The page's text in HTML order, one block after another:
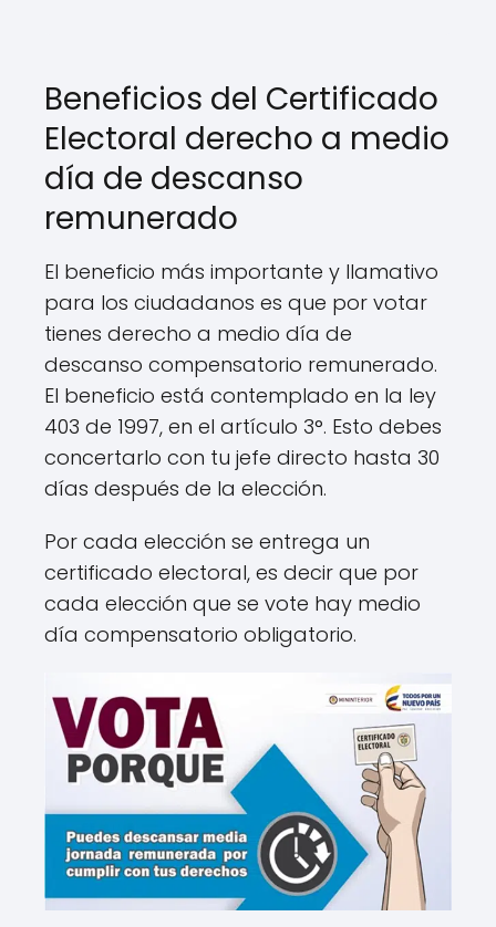
Beneficios del Certificado
Electoral derecho a medio
día de descanso
remunerado
El beneficio más importante y llamativo
para los ciudadanos es que por votar
tienes derecho a medio día de
descanso compensatorio remunerado.
El beneficio está contemplado en la ley
403 de 1997, en el artículo 3°. Esto debes
concertarlo con tu jefe directo hasta 30
días después de la elección.
Por cada elección se entrega un
certificado electoral, es decir que por
cada elección que se vote hay medio
día compensatorio obligatorio.